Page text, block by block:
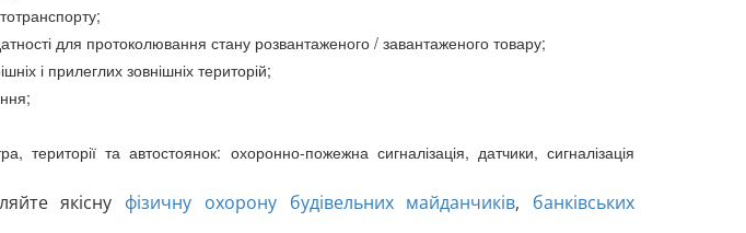
для протоколювання стану розвантаженого / завантаженого товару;
і прилеглих зовнішніх територій;
території та автостоянок: охоронно-пожежна сигналізація, датчики, сигналізація
якісну фізичну охорону будівельних майданчиків, банківських